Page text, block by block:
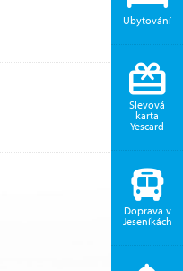
Ubytování
Slevová
karta
Yescard
Doprava v
Jeseníkách